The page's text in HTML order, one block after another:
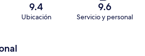
9.4
Ubicación
9.6
Servicio y personal